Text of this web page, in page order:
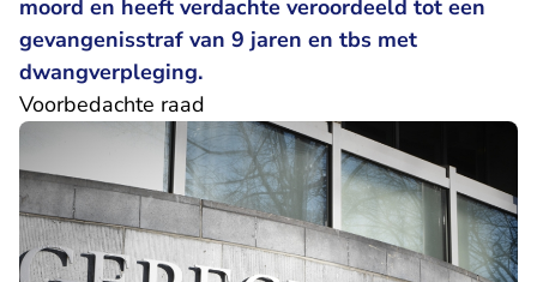
moord en heeft verdachte veroordeeld tot een
gevangenisstraf van 9 jaren en tbs met
dwangverpleging.
Voorbedachte raad